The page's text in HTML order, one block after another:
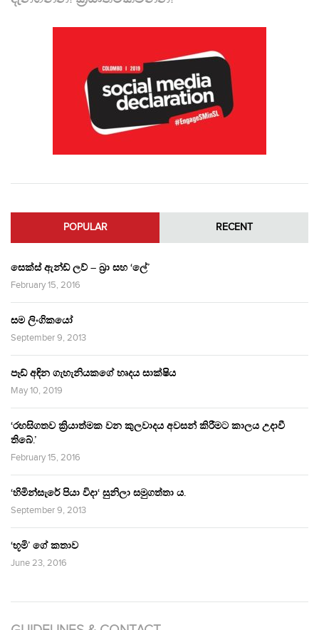
POPULAR RECENT
සෙක්ස් ඇන්ඩ් ලව් – බ්‍රා සහ ‘ලේ’
February 15, 2016
සම ලිංගිකයෝ
September 9, 2013
පෑඩ් අඳින ගැහැනියකගේ හෘදය සාක්ෂිය
May 10, 2019
‘රහසිගතව ක්‍රියාත්මක වන කුලවාදය අවසන් කිරීමට කාලය උදාවී
තිබේ.’
February 15, 2016
‘හිමින්සැරේ පියා විදා‘ සුනිලා සමුගත්තා ය.
September 9, 2013
‘භූමි’ ගේ කතාව
June 23, 2016